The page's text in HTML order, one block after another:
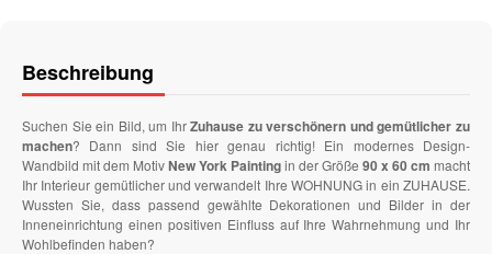
Beschreibung
Suchen Sie ein Bild, um IhrZuhause zu verschönern und gemütlicher zu
machen? Dann sind Sie hier genau richtig! Ein modernes Design-
Wandbild mit dem MotivNew York Paintingin der Größe 90 x 60 cm macht
Ihr Interieur gemütlicher und verwandelt Ihre WOHNUNG in ein ZUHAUSE.
Wussten Sie, dass passend gewählte Dekorationen und Bilder in der
Inneneinrichtung einen positiven Einfluss auf Ihre Wahrnehmung und Ihr
Wohlbefinden haben?